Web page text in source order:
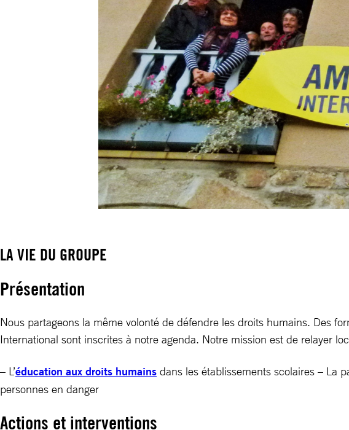
LA VIE DU GROUPE
Présentation
Nous partageons la même volonté de défendre les droits humains. Des
International sont inscrites à notre agenda. Notre mission est de relayer
– L’éducation aux droits humains dans les établissements scolaires – La
personnes en danger
Actions et interventions